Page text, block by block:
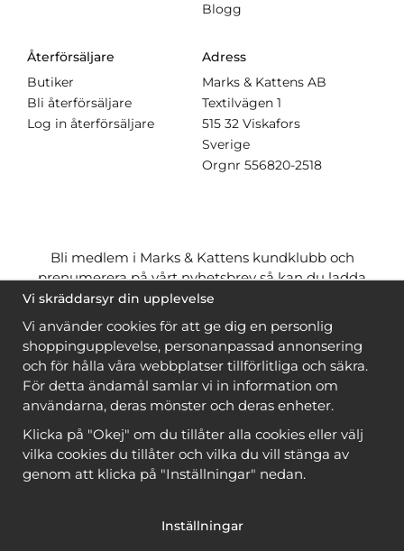
Blogg
Återförsäljare
Butiker
Bli återförsäljare
Log in återförsäljare
Adress
Marks & Kattens AB
Textilvägen 1
515 32 Viskafors
Sverige
Orgnr 556820-2518
Bli medlem i Marks & Kattens kundklubb och
prenumerera på vårt nyhetsbrev så kan du ladda
ner många mönstergratisoch få många
när du handlar garn till mönstret. Du ser vilka som
ärgratis när du ärinloggad.
Bli medlem
Copyright © 2026, Marks & Kattens AB
Vi skräddarsyr din upplevelse
Vi använder cookies för att ge dig en personlig
shoppingupplevelse, personanpassad annonsering
och för hålla våra webbplatser tillförlitliga och säkra.
För detta ändamål samlar vi in information om
användarna, deras mönster och deras enheter.
Klicka på "Okej" om du tillåter alla cookies eller välj
vilka cookies du tillåter och vilka du vill stänga av
genom att klicka på "Inställningar" nedan.
Inställningar